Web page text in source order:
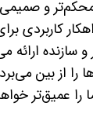
و
۱۰ راهکار
سازنده ارائه
را از بین
را عمیق‌تر